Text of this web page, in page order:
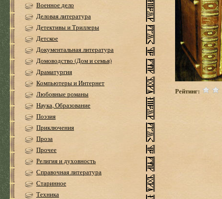
Военное дело
Деловая литература
Детективы и Триллеры
Детское
Документальная литература
Домоводство (Дом и семья)
Драматургия
Компьютеры и Интернет
Любовные романы
Наука, Образование
Поэзия
Приключения
Проза
Прочее
Религия и духовность
Справочная литература
Старинное
Техника
Рейтинг: